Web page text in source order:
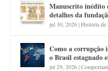
Manuscrito inédito
detalhes da
jul 30, 2026|História de
Como a corrupção
o Brasil estagnado
jul 29, 2026|